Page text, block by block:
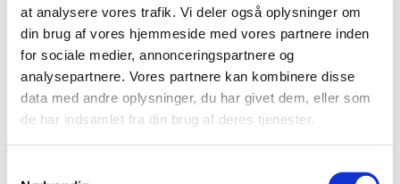
at analysere vores trafik. Vi deler også oplysninger om
din brug af vores hjemmeside med vores partnere inden
for sociale medier, annonceringspartnere og
analysepartnere. Vores partnere kan kombinere disse
data med andre oplysninger, du har givet dem, eller som
de har indsamlet fra din brug af deres tjenester.
2026 (83)
2025 (158)
2024 (224)
2023 (195)